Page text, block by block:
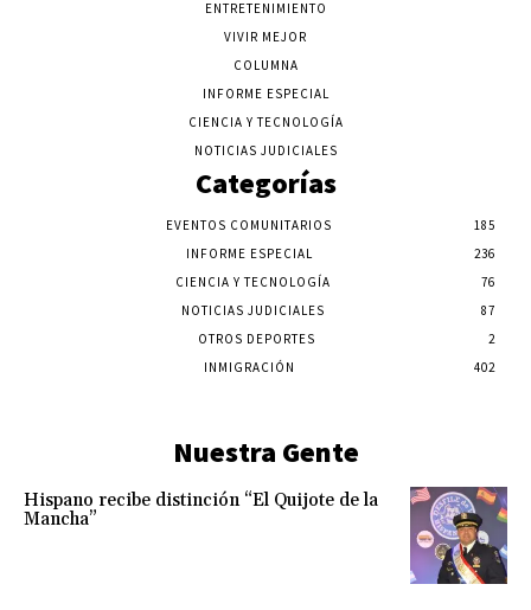
ENTRETENIMIENTO
VIVIR MEJOR
COLUMNA
INFORME ESPECIAL
CIENCIA Y TECNOLOGÍA
NOTICIAS JUDICIALES
Categorías
EVENTOS COMUNITARIOS
185
INFORME ESPECIAL
236
CIENCIA Y TECNOLOGÍA
76
NOTICIAS JUDICIALES
87
OTROS DEPORTES
2
INMIGRACIÓN
402
Nuestra Gente
Hispano recibe distinción “El Quijote de la
Mancha”